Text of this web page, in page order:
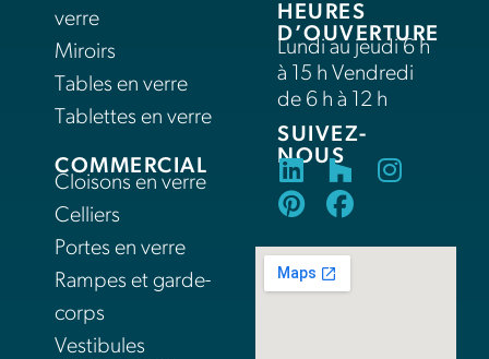
verre
Miroirs
Tables en verre
Tablettes en verre
COMMERCIAL
Cloisons en verre
Celliers
Portes en verre
Rampes et garde-
corps
Vestibules
HEURES
D’OUVERTURE
Lundi au jeudi 6 h
à 15 h Vendredi
de 6 h à 12 h
SUIVEZ-
NOUS